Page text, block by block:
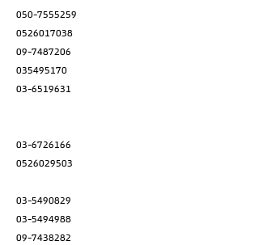
050-7555259
0526017038
09-7487206
035495170
03-6519631
03-6726166
0526029503
03-5490829
03-5494988
09-7438282